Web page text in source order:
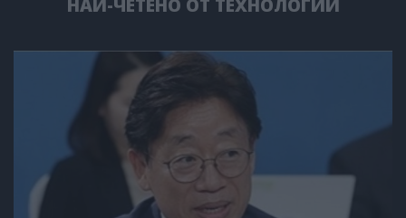
НАЙ-ЧЕТЕНО ОТ ТЕХНОЛОГИИ